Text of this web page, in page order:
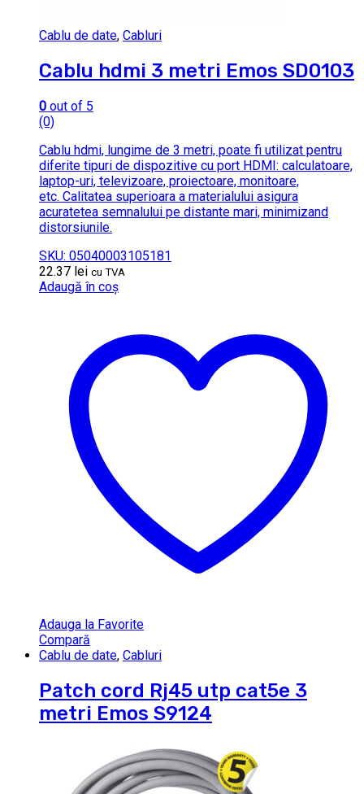
Cablu de date, Cabluri
Cablu hdmi 3 metri Emos SD0103
0 out of 5
(0)
Cablu hdmi, lungime de 3 metri, poate fi utilizat pentru
diferite tipuri de dispozitive cu port HDMI: calculatoare,
laptop-uri, televizoare, proiectoare, monitoare,
etc. Calitatea superioara a materialului asigura
acuratetea semnalului pe distante mari, minimizand
distorsiunile.
SKU: 05040003105181
22.37 lei cu TVA
Adaugă în coș
Adauga la Favorite
Compară
Cablu de date, Cabluri
Patch cord Rj45 utp cat5e 3
metri Emos S9124